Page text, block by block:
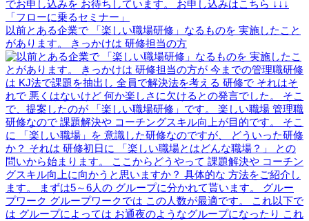
以前とある企業で 「楽しい職場研修」なるものを 実施したこと
があります。 きっかけは 研修担当の方